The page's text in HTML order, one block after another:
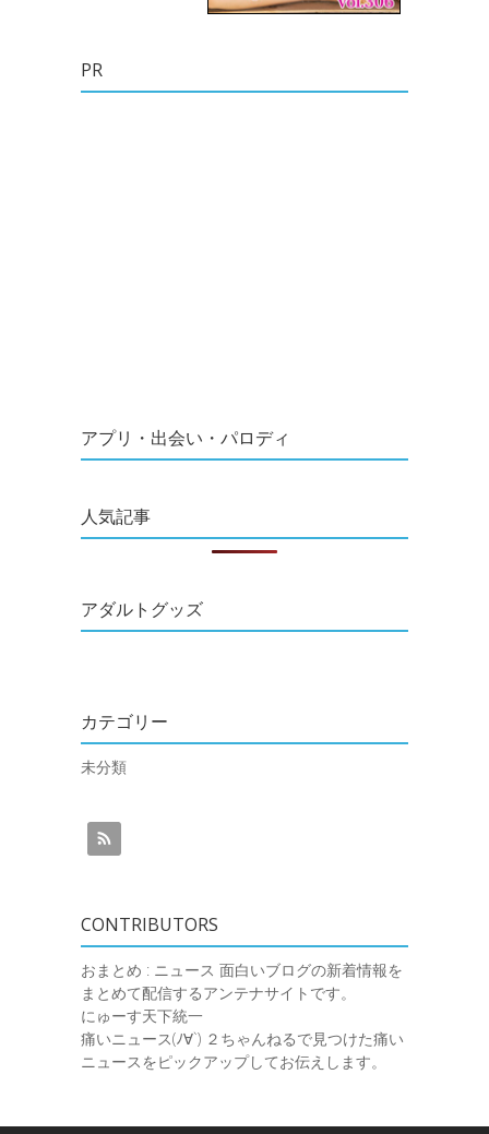
PR
アプリ・出会い・パロディ
人気記事
アダルトグッズ
カテゴリー
未分類
CONTRIBUTORS
おまとめ : ニュース 面白いブログの新着情報を
まとめて配信するアンテナサイトです。
にゅーす天下統一
痛いニュース(ﾉ∀`) ２ちゃんねるで見つけた痛い
ニュースをピックアップしてお伝えします。